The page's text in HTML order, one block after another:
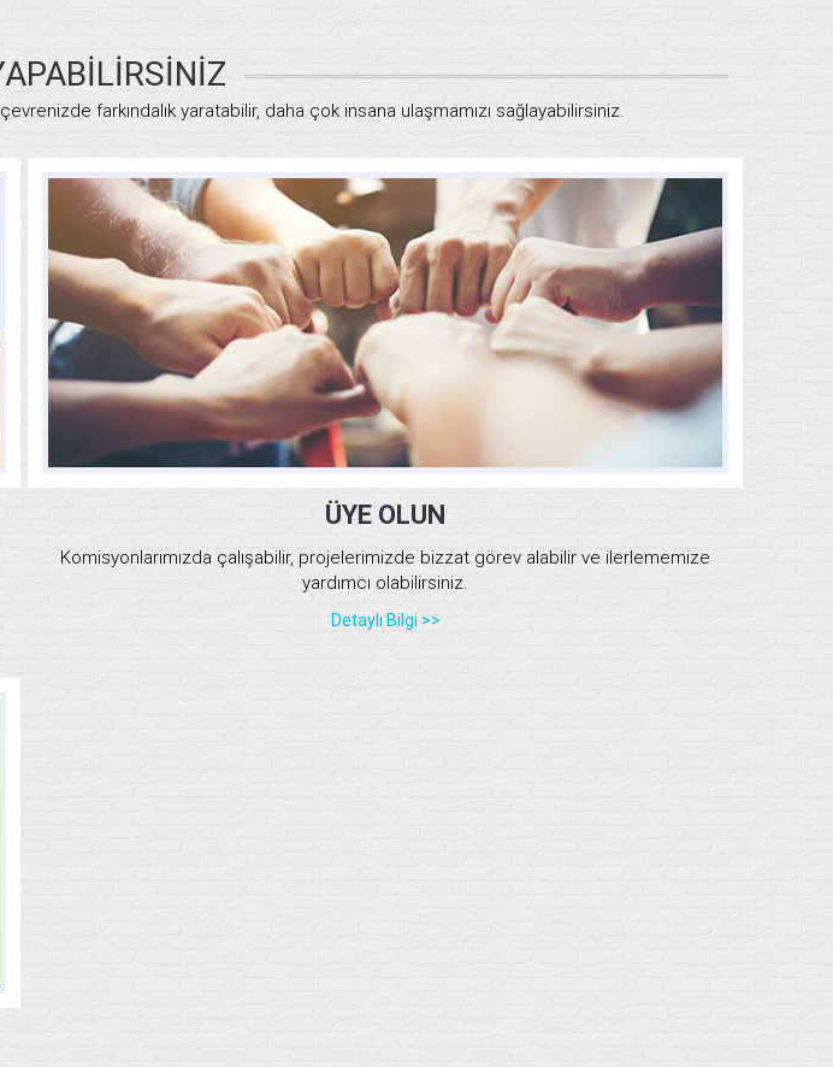
farkındalık yaratabilir, daha çok insana ulaşmamızı sağlayabilirsiniz.
ÜYE OLUN
Komisyonlarımızda çalışabilir, projelerimizde bizzat görev alabilir ve ilerlememize
yardımcı olabilirsiniz.
Detaylı Bilgi >>